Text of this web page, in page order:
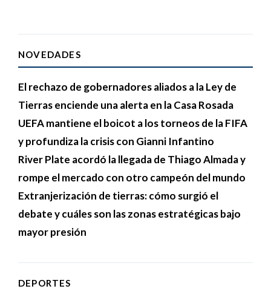
NOVEDADES
El rechazo de gobernadores aliados a la Ley de
Tierras enciende una alerta en la Casa Rosada
UEFA mantiene el boicot a los torneos de la FIFA
y profundiza la crisis con Gianni Infantino
River Plate acordó la llegada de Thiago Almada y
rompe el mercado con otro campeón del mundo
Extranjerización de tierras: cómo surgió el
debate y cuáles son las zonas estratégicas bajo
mayor presión
DEPORTES